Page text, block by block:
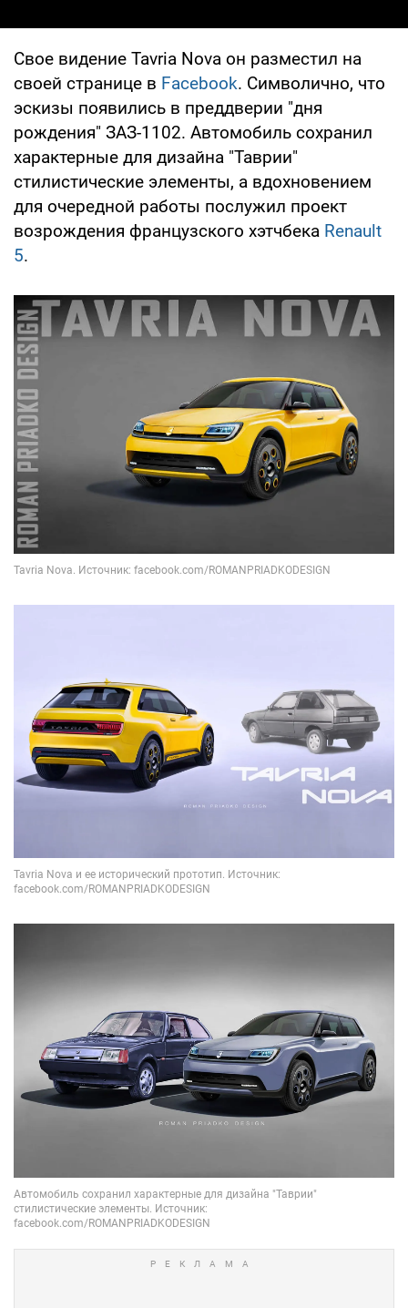
Свое видение Tavria Nova он разместил на
своей странице в Facebook. Символично, что
эскизы появились в преддверии "дня
рождения" ЗАЗ-1102. Автомобиль сохранил
характерные для дизайна "Таврии"
стилистические элементы, а вдохновением
для очередной работы послужил проект
возрождения французского хэтчбека Renault
5.